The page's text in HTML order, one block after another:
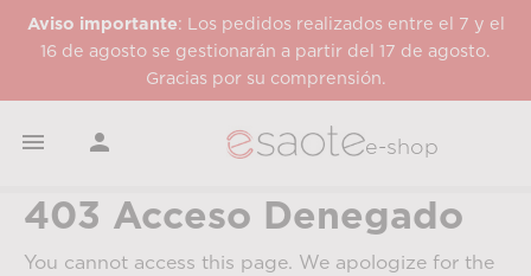
Aviso importante: Los pedidos realizados entre el 7 y el
16 de agosto se gestionarán a partir del 17 de agosto.
Gracias por su comprensión.
  e-shop
403 Acceso Denegado
You cannot access this page. We apologize for the